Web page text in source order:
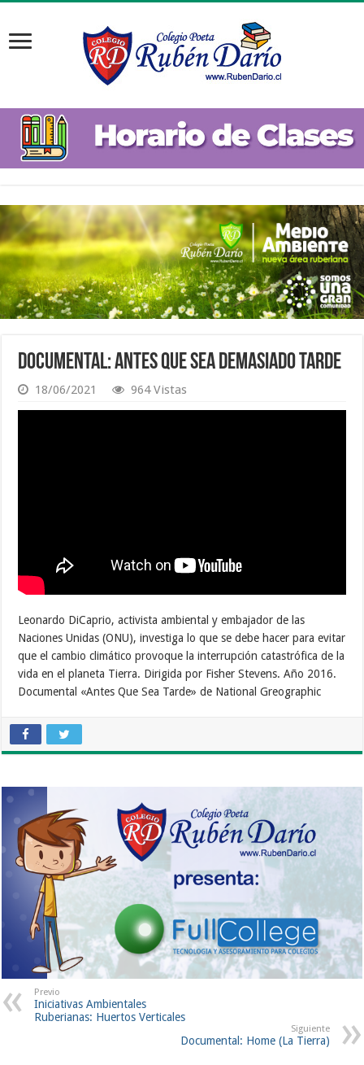
Documental: Antes que sea demasiado tarde
18/06/2021 964 Vistas
Leonardo DiCaprio, activista ambiental y embajador de las
Naciones Unidas (ONU), investiga lo que se debe hacer para evitar
que el cambio climático provoque la interrupción catastrófica de la
vida en el planeta Tierra. Dirigida por Fisher Stevens. Año 2016.
Documental «Antes Que Sea Tarde» de National Greographic
Previo
Iniciativas Ambientales
Ruberianas: Huertos Verticales
Siguiente
Documental: Home (La Tierra)